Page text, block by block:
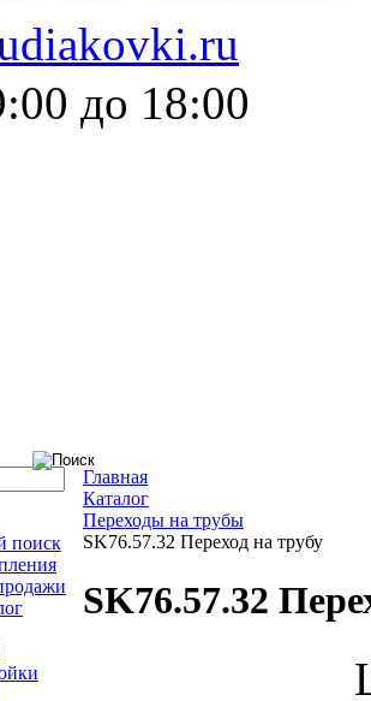
до 18:00
поиск
Главная
Каталог
Переходы на трубы
SK76.57.32 Переход на трубу
SK76.57.32